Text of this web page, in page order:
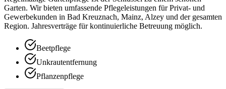
Garten. Wir bieten umfassende Pflegeleistungen für Privat- und
Gewerbekunden in Bad Kreuznach, Mainz, Alzey und der gesamten
Region. Jahresverträge für kontinuierliche Betreuung möglich.
Beetpflege
Unkrautentfernung
Pflanzenpflege